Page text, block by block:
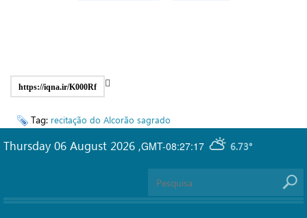
https://iqna.ir/K000Rf
Tag: recitação do Alcorão sagrado
GMT-08:27:17 6.73°
Thursday 06 August 2026 ,